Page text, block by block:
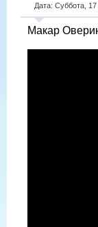
Дата: Суббота,
Макар